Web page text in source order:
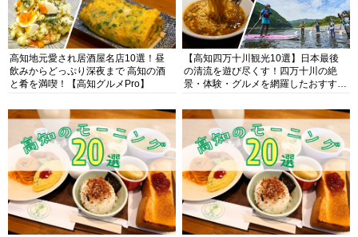
高知地元愛され居酒屋名店10選！昼
飲みからどっぷり深夜まで 高知の酒
と肴を満喫！【高知グルメPro】
【高知四万十川観光10選】日本最後
の清流を遊び尽くす！四万十川の絶
景・体験・グルメを網羅したおすすめ